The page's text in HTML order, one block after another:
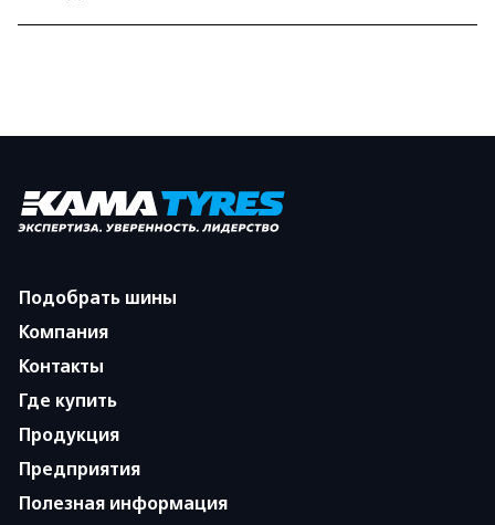
Подобрать шины
Компания
Контакты
Где купить
Продукция
Предприятия
Полезная информация